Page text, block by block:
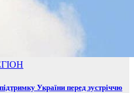
України перед зустріччю